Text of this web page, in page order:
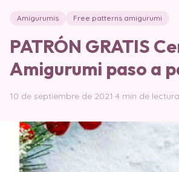
Amigurumis Free patterns amigurumi
PATRÓN GRATIS
Amigurumi paso a
10 de septiembre de 2021·4 min de lectura